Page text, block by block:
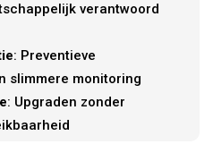
verantwoord
: Preventieve
slimmere monitoring
: Upgraden zonder